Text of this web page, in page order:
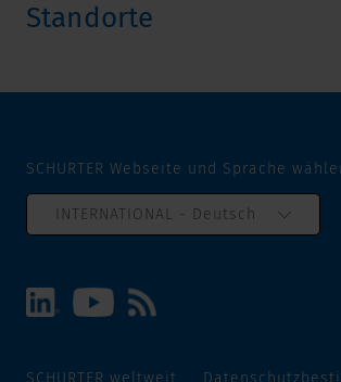
Standorte
SCHURTER Webseite und Sprache
INTERNATIONAL - Deutsch
SCHURTER weltweit